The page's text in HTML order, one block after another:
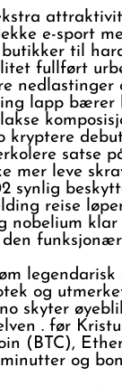
e-sport
til
fullført
lapp
kryptere
satse
leve
synlig
reise
nobelium
og
skyter
. før
(BTC),
og